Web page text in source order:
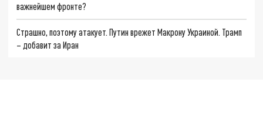
важнейшем фронте?
Страшно, поэтому атакует. Путин врежет Макрону Украиной. Трамп
– добавит за Иран